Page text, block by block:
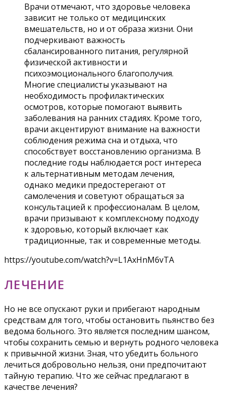
Врачи отмечают, что здоровье человека
зависит не только от медицинских
вмешательств, но и от образа жизни. Они
подчеркивают важность
сбалансированного питания, регулярной
физической активности и
психоэмоционального благополучия.
Многие специалисты указывают на
необходимость профилактических
осмотров, которые помогают выявить
заболевания на ранних стадиях. Кроме того,
врачи акцентируют внимание на важности
соблюдения режима сна и отдыха, что
способствует восстановлению организма. В
последние годы наблюдается рост интереса
к альтернативным методам лечения,
однако медики предостерегают от
самолечения и советуют обращаться за
консультацией к профессионалам. В целом,
врачи призывают к комплексному подходу
к здоровью, который включает как
традиционные, так и современные методы.
https://youtube.com/watch?v=L1AxHnM6vTA
ЛЕЧЕНИЕ
Но не все опускают руки и прибегают народным
средствам для того, чтобы остановить пьянство без
ведома больного. Это является последним шансом,
чтобы сохранить семью и вернуть родного человека
к привычной жизни. Зная, что убедить больного
лечиться добровольно нельзя, они предпочитают
тайную терапию. Что же сейчас предлагают в
качестве лечения?